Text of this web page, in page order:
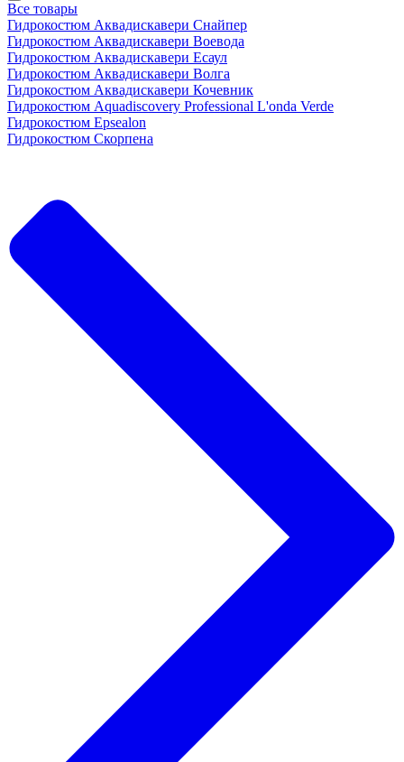
Все товары
Гидрокостюм Аквадискавери Снайпер
Гидрокостюм Аквадискавери Воевода
Гидрокостюм Аквадискавери Есаул
Гидрокостюм Аквадискавери Волга
Гидрокостюм Аквадискавери Кочевник
Гидрокостюм Aquadiscovery Professional L'onda Verde
Гидрокостюм Epsealon
Гидрокостюм Скорпена